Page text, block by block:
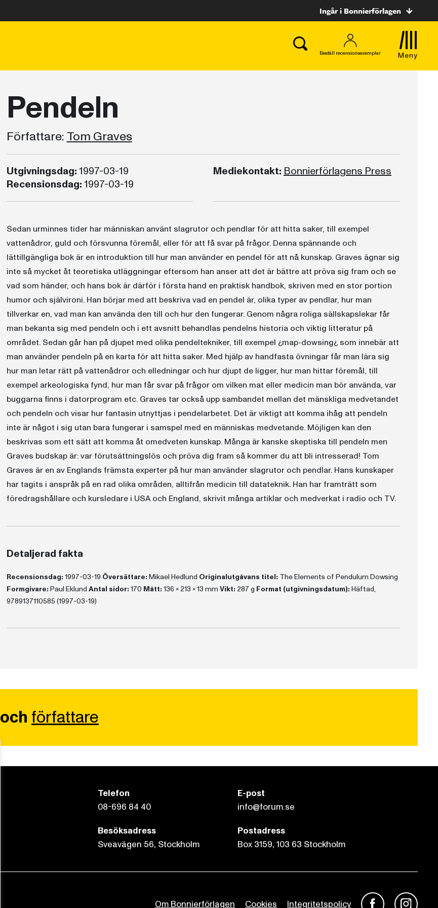
Ingår i Bonnierförlagen
Beställ recensionsexemplar Meny
Pendeln
Författare: Tom Graves
Utgivningsdag:1997-03-19
Recensionsdag:1997-03-19
Mediekontakt:Bonnierförlagens Press
Sedan urminnes tider har människan använt slagrutor och pendlar för att hitta saker, till exempel
vattenådror, guld och försvunna föremål, eller för att få svar på frågor. Denna spännande och
lättillgängliga bok är en introduktion till hur man använder en pendel för att nå kunskap. Graves ägnar sig
inte så mycket åt teoretiska utläggningar eftersom han anser att det är bättre att pröva sig fram och se
vad som händer, och hans bok är därför i första hand en praktisk handbok, skriven med en stor portion
humor och självironi. Han börjar med att beskriva vad en pendel är, olika typer av pendlar, hur man
tillverkar en, vad man kan använda den till och hur den fungerar. Genom några roliga sällskapslekar får
man bekanta sig med pendeln och i ett avsnitt behandlas pendelns historia och viktig litteratur på
området. Sedan går han på djupet med olika pendeltekniker, till exempel ¿map-dowsing¿ som innebär att
man använder pendeln på en karta för att hitta saker. Med hjälp av handfasta övningar får man lära sig
hur man letar rätt på vattenådror och elledningar och hur djupt de ligger, hur man hittar föremål, till
exempel arkeologiska fynd, hur man får svar på frågor om vilken mat eller medicin man bör använda, var
buggarna finns i datorprogram etc. Graves tar också upp sambandet mellan det mänskliga medvetandet
och pendeln och visar hur fantasin utnyttjas i pendelarbetet. Det är viktigt att komma ihåg att pendeln
inte är något i sig utan bara fungerar i samspel med en människas medvetande. Möjligen kan den
beskrivas som ett sätt att komma åt omedveten kunskap. Många är kanske skeptiska till pendeln men
Graves budskap är: var förutsättningslös och pröva dig fram så kommer du att bli intresserad! Tom
Graves är en av Englands främsta experter på hur man använder slagrutor och pendlar. Hans kunskaper
har tagits i anspråk på en rad olika områden, alltifrån medicin till datateknik. Han har framträtt som
föredragshållare och kursledare i USA och England, skrivit många artiklar och medverkat i radio och TV.
Detaljerad fakta
Recensionsdag: 1997-03-19 Översättare: Mikael Hedlund Originalutgåvans titel: The Elements of Pendulum Dowsing
Formgivare: Paul Eklund Antal sidor: 170 Mått: 136 x 213 x 13 mm Vikt: 287 g Format (utgivningsdatum): Häftad,
9789137110585 (1997-03-19)
och författare
Telefon
08-696 84 40
E-post
info@forum.se
Besöksadress
Sveavägen 56, Stockholm
Postadress
Box 3159, 103 63 Stockholm
Om Bonnierförlagen Cookies Integritetspolicy